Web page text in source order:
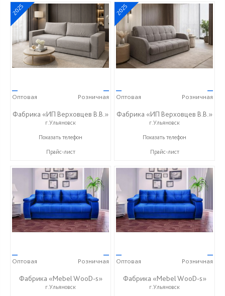
2025
—
Оптовая
—
Розничная
Фабрика «ИП Верховцев В.В.»
г.Ульяновск
8-987-637-27-82
Показать телефон
Прайс-лист
2025
—
Оптовая
—
Розничная
Фабрика «ИП Верховцев В.В.»
г.Ульяновск
8-987-637-27-82
Показать телефон
Прайс-лист
—
Оптовая
—
Розничная
Фабрика «Mebel WooD-s»
г.Ульяновск
—
Оптовая
—
Розничная
Фабрика «Mebel WooD-s»
г.Ульяновск